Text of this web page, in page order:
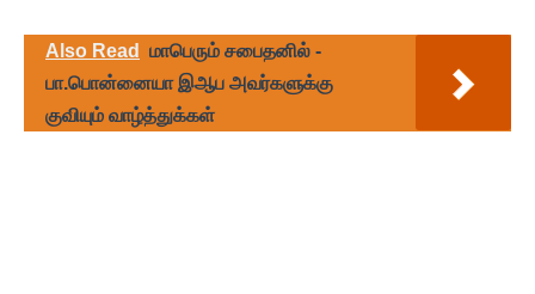
Also Read
மாபெரும் சபைதனில் -
பா.பொன்னையா இஆப அவர்களுக்கு
குவியும் வாழ்த்துக்கள்